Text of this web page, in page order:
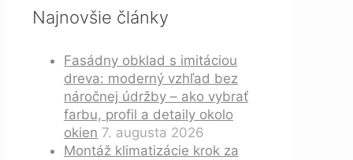
Najnovšie články
Fasádny obklad s imitáciou
dreva: moderný vzhľad bez
náročnej údržby – ako vybrať
farbu, profil a detaily okolo
okien 7. augusta 2026
Montáž klimatizácie krok za